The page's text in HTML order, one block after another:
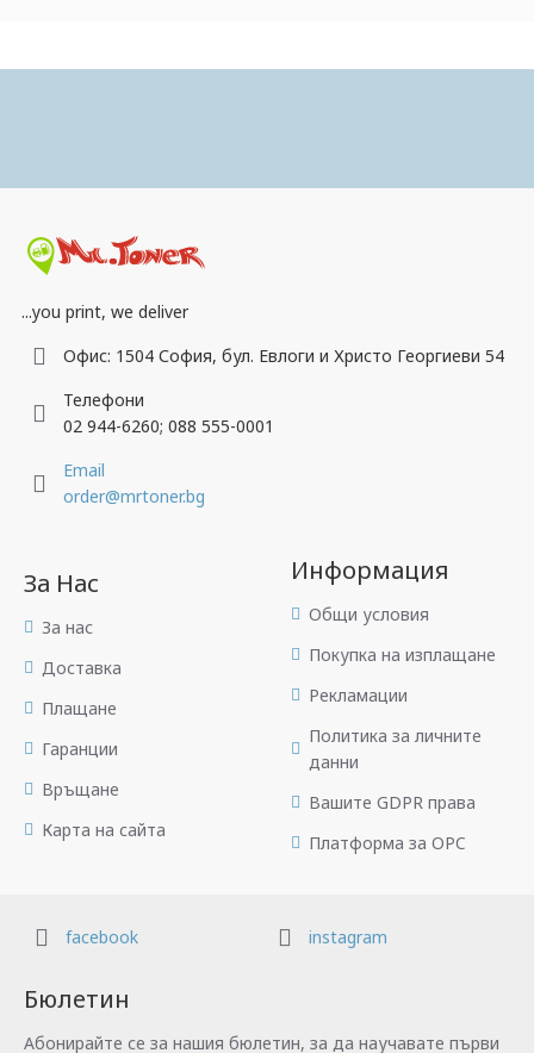
...you print, we deliver
Офис: 1504 София, бул. Евлоги и Христо Георгиеви 54
Телефони
02 944-6260; 088 555-0001
Email
order@mrtoner.bg
За Нас
За нас
Доставка
Плащане
Гаранции
Връщане
Карта на сайта
Информация
Общи условия
Покупка на изплащане
Рекламации
Политика за личните
данни
Вашите GDPR права
Платформа за OPC
facebook instagram
Бюлетин
Абонирайте се за нашия бюлетин, за да научавате първи